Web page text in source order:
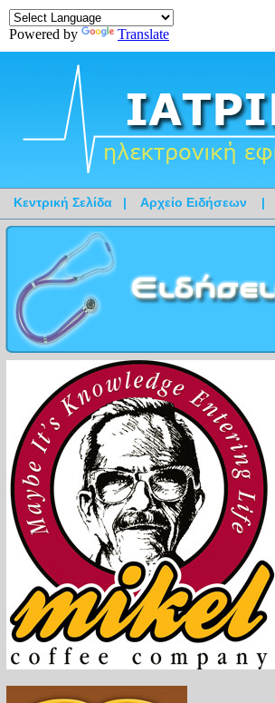
Powered by Translate
Κεντρική Σελίδα | Αρχείο Ειδήσεων |